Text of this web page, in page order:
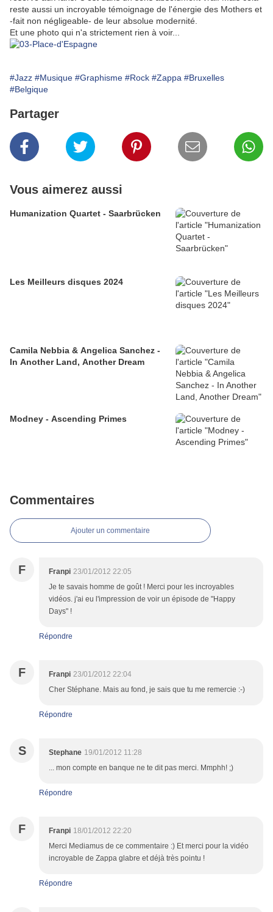
reste aussi un incroyable témoignage de l'énergie des Mothers et
-fait non négligeable- de leur absolue modernité.
Et une photo qui n'a strictement rien à voir...
#Jazz #Musique #Graphisme #Rock #Zappa #Bruxelles
#Belgique
Partager
Vous aimerez aussi
Humanization Quartet - Saarbrücken
Les Meilleurs disques 2024
Camila Nebbia & Angelica Sanchez -
In Another Land, Another Dream
Modney - Ascending Primes
Commentaires
Ajouter un commentaire
F Franpi 23/01/2012 22:05
Je te savais homme de goût ! Merci pour les incroyables
vidéos. j'ai eu l'impression de voir un épisode de "Happy
Days" !
Répondre
F Franpi 23/01/2012 22:04
Cher Stéphane. Mais au fond, je sais que tu me remercie :-)
Répondre
S Stephane 19/01/2012 11:28
... mon compte en banque ne te dit pas merci. Mmphh! ;)
Répondre
F Franpi 18/01/2012 22:20
Merci Mediamus de ce commentaire :) Et merci pour la vidéo
incroyable de Zappa glabre et déjà très pointu !
Répondre